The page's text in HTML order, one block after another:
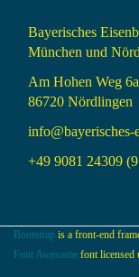
Bayerisches
München und
Am Hohen Weg 6a
86720 Nördlingen
info@bayerisches-
+49 9081 24309
Bootstrap is a front-end
Font Awesome font licensed